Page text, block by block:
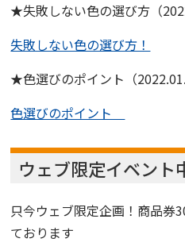
★失敗しない色の選び方（
失敗しない色の選び方！
★色選びのポイント（
色選びのポイント
ウェブ限定イベント
只今ウェブ限定企画！商品券
ております